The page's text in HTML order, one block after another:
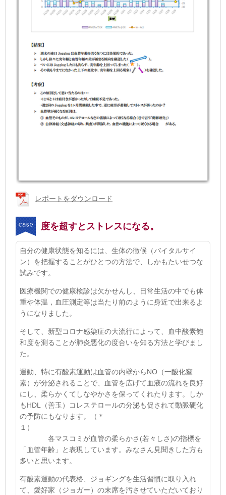
レポートをダウンロード
度を超すとストレスになる。
自分の健康状態を知るには、生体の徴候（バイタルサイ
ン）を把握することがひとつの方法で、しかもたいせつな
試みです。
医療機関での健康検診は欠かせんし、日常生活の中でも体
重や体温，血圧測定等は当たり前のように身近で出来るよ
うになりました。
そして、新型コロナ感染症の大流行によって、血中酸素飽
和度を測ることが肺炎悪化の度合いを知る方法と学びまし
た。
運動、特に有酸素運動は血管の内壁からNO （一酸化窒
素）が分泌されることで、血管を広げて血液の流れを良好
にし、柔らかくてしなやかさを保ってくれたります。しか
もHDL
（善玉）コレステロールの分泌も促されて動脈硬化
の予防にもなります。
（＊
１）
各マスコミが血管の柔らかさ (若々しさ)の指標を
「血管年齢」と表現しています。みなさん見聞きした方も
多いと思います。
有酸素運動の代表格、ジョギングを生活習慣に取り入れ
て、愛好家（ジョガー）の末席を汚させていただいており